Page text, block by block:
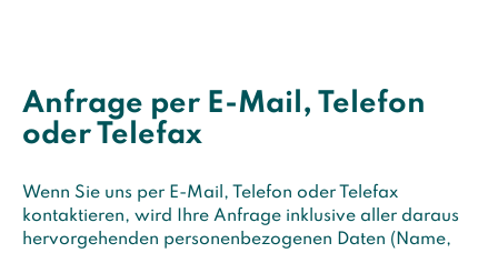
Anfrage per E-Mail, Telefon
oder Telefax
Wenn Sie uns per E-Mail, Telefon oder Telefax
kontaktieren, wird Ihre Anfrage inklusive aller daraus
hervorgehenden personenbezogenen Daten (Name,